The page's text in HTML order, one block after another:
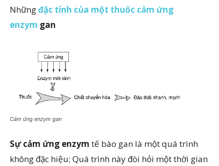
Nhữngđặc tính của một thuốc cảm ứng
enzym gan
Cảm ứng enzym gan
Sự cảm ứng enzym tế bào gan là một quá trình
không đặc hiệu; Quá trình này đòi hỏi một thời gian